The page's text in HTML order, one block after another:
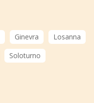
Ginevra
Losanna
Soloturno